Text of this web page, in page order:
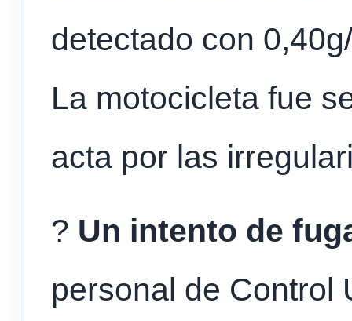
detectado con
La motocicleta fue
acta por las
? Un intento de
personal de Control